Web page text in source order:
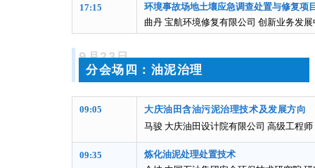
17:15
环境事故场地土壤应急调查处置与修复项
曲丹 宝航环境修复有限公司 创新业务发
9月23日
分会场四：油泥治理
09:05
大庆油田含油污泥治理技术及发展方向
马骏 大庆油田设计院有限公司 高级工程师
09:35
炼化油泥处理处置技术